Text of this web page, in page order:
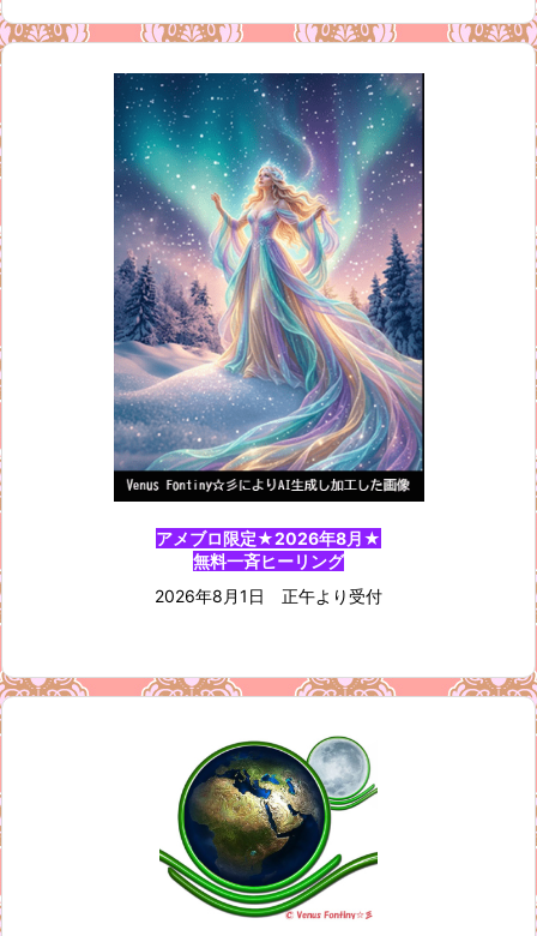
アメブロ限定★2026年8月★
無料一斉ヒーリング
2026年8月1日 正午より受付